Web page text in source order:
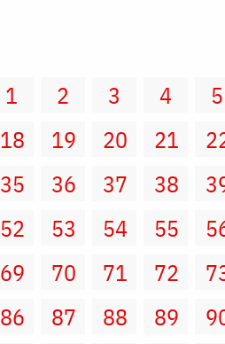
1 2 3 4 5
18
19 20 21
35
36 37 38
52
53 54 55
69
70 71 72
86
87 88 89